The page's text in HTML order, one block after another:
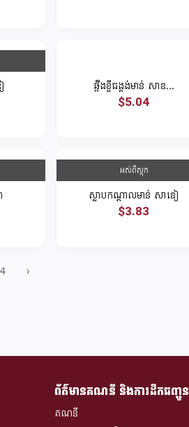
ឆ្អឺងខ្ចីជង្គង់មាន់ សាឌ...
$5.04
អស់ពីស្តុក
ស្លាបកណ្តាលមាន់ សាឌៀ
$3.83
4 ›
ព័ត៌មានគណនី និងការដឹកជញ្ជូន
គណនី